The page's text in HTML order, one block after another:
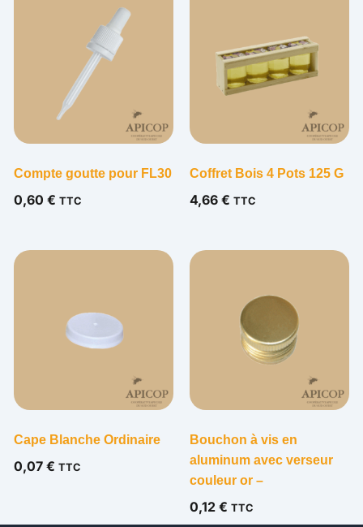
Compte goutte pour FL30
0,60 € TTC
Coffret Bois 4 Pots 125 G
4,66 € TTC
Cape Blanche Ordinaire
0,07 € TTC
Bouchon à vis en
aluminum avec verseur
couleur or –
0,12 € TTC